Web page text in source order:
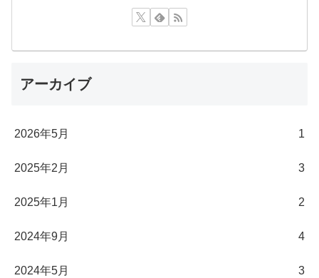
アーカイブ
2026年5月 1
2025年2月 3
2025年1月 2
2024年9月 4
2024年5月 3